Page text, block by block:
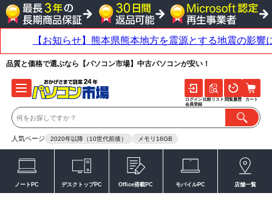
品質と価格で選ぶなら【パソコン市場】中古パソコンが安い！
人気ページ 2020年以降（10世代前後） メモリ16GB
ログイン
会員登録
比較リスト 閲覧履歴 カート
ノートPC デスクトップPC Office搭載PC モバイルPC 店舗一覧